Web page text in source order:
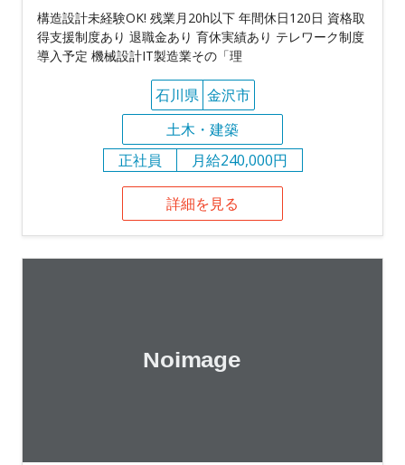
構造設計未経験OK! 残業月20h以下 年間休日120日 資格取
得支援制度あり 退職金あり 育休実績あり テレワーク制度
導入予定 機械設計IT製造業その「理
石川県 金沢市
土木・建築
正社員
月給240,000円
詳細を見る